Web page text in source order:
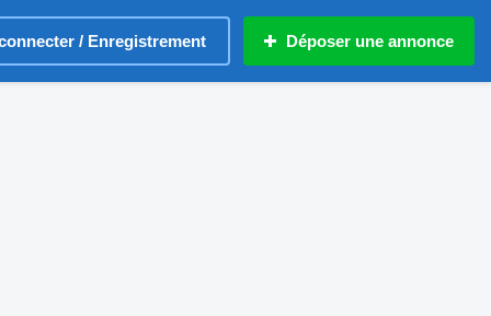
/ Enregistrement Déposer une annonce